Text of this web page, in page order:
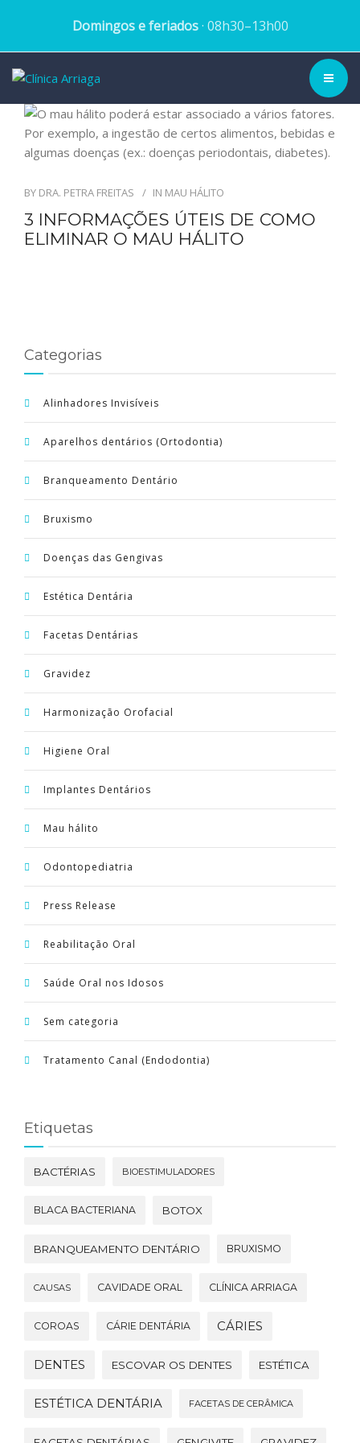
Domingos e feriados· 08h30–13h00
HISTÓRIA
TRATAMENTOS
MARCAR CONSULTA
PORTUGUÊS
BY DRA. PETRA FREITAS IN MAU HÁLITO
3 INFORMAÇÕES ÚTEIS DE COMO
ELIMINAR O MAU HÁLITO
Categorias
Alinhadores Invisíveis
Aparelhos dentários (Ortodontia)
Branqueamento Dentário
Bruxismo
Doenças das Gengivas
Estética Dentária
Facetas Dentárias
Gravidez
Harmonização Orofacial
Higiene Oral
Implantes Dentários
Mau hálito
Odontopediatria
Press Release
Reabilitação Oral
Saúde Oral nos Idosos
Sem categoria
Tratamento Canal (Endodontia)
Etiquetas
BACTÉRIAS BIOESTIMULADORES
BLACA BACTERIANA BOTOX
BRANQUEAMENTO DENTÁRIO BRUXISMO
CAUSAS CAVIDADE ORAL CLÍNICA ARRIAGA
COROAS CÁRIE DENTÁRIA CÁRIES
DENTES ESCOVAR OS DENTES ESTÉTICA
ESTÉTICA DENTÁRIA FACETAS DE CERÂMICA